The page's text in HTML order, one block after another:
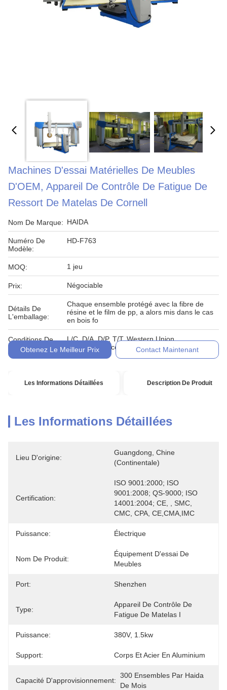
Machines D'essai Matérielles De Meubles
D'OEM, Appareil De Contrôle De Fatigue De
Ressort De Matelas De Cornell
Nom De Marque: HAIDA
Numéro De
Modèle:
HD-F763
MOQ: 1 jeu
Prix: Négociable
Détails De
L'emballage:
Chaque ensemble protégé avec la fibre de
résine et le film de pp, a alors mis dans le cas
en bois fo
Conditions De
Paiement:
L/C, D/A, D/P, T/T, Western Union,
MoneyGram, comptant, engagement
Obtenez Le Meilleur Prix Contact Maintenant
Les Informations Détaillées Description De Produit
Les Informations Détaillées
Lieu D'origine:
Guangdong, Chine
(continentale)
Certification:
ISO 9001:2000; ISO
9001:2008; QS-9000; ISO
14001:2004; CE, , SMC,
CMC, CPA, CE,CMA,IMC
Puissance: Électrique
Nom De Produit:
Équipement D'essai De
Meubles
Port: Shenzhen
Type:
Appareil De Contrôle De
Fatigue De Matelas I
Puissance: 380V, 1.5kw
Support: Corps Et Acier En Aluminium
Capacité D'approvisionnement:
300 Ensembles Par Haida
De Mois